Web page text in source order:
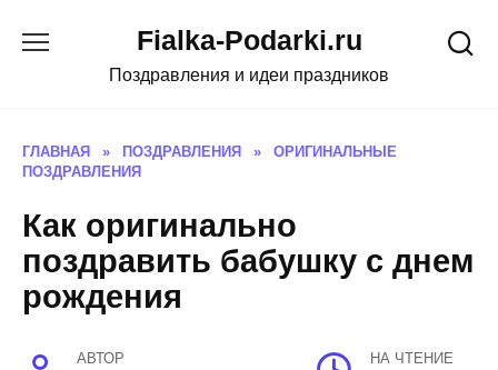
Fialka-Podarki.ru
Поздравления и идеи праздников
ГЛАВНАЯ » ПОЗДРАВЛЕНИЯ »
ОРИГИНАЛЬНЫЕ
ПОЗДРАВЛЕНИЯ
Как оригинально
поздравить бабушку с днем
рождения
АВТОР НА ЧТЕНИЕ